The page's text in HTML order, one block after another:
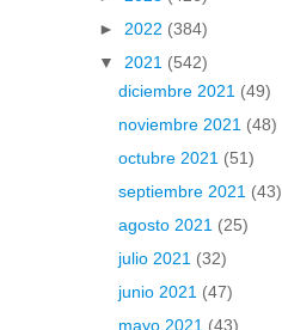
► 2022 (384)
▼ 2021 (542)
diciembre 2021 (49)
noviembre 2021 (48)
octubre 2021 (51)
septiembre 2021 (43)
agosto 2021 (25)
julio 2021 (32)
junio 2021 (47)
mayo 2021 (43)